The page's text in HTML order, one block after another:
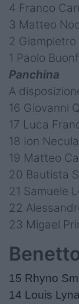
4 Franco
3 Matteo
2 Giampietro
1 Paolo
Panchina
A
16 Giovanni
17 Luca
18 Ion
19 Matteo
20 Bautista
21 Samuele
22
23 Migael
15 Rhyno
14 Louis